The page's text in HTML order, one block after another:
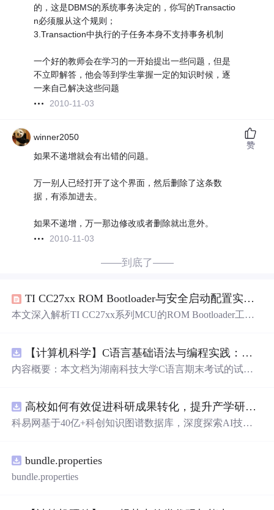
的，这是DBMS的系统事务决定的，你写的Transactio
n必须服从这个规则；
3.Transaction中执行的子任务本身不支持事务机制
一个好的教师会在学习的一开始提出一些问题，但是
不立即解答，他会等到学生掌握一定的知识时候，逐
一来自己解决这些问题
2010-11-03
winner2050
如果不递增就会有出错的问题。
万一别人已经打开了这个界面，然后删除了这条数
据，有添加进去。
如果不递增，万一那边修改或者删除就出意外。
2010-11-03
赞
——到底了——
TI CC27xx ROM Bootloader与安全启动配置实战指南
本文深入解析TI CC27xx系列MCU的ROM Bootloader工作
LDR_CMD_DOWNLOAD_CRC/SEND_DATA/GET_STAT
US）、CCFG与SCFG安全配置区详解、信任链建立、RSA
查与量产安全加固最佳实践。
【计算机科学】C语言基础语法与编程实践：湖南科技大学期末考试核心知识点解析
内容概要：本文档为湖南科技大学C语言期末考试的试题
循环）、数组、字符串处理、函数定义与调用、指针初步
等内容。题目形式为单项选择题，每道题后附有正确答
业学习C语言课程的学生，特别是准备期末考试或需要强
化基础知识的初学者。; 使用场景及目标：①用于考前复
习，检验对C语言核心概念的掌握程度；②辅助教师出题
高校如何有效促进科研成果转化，提升产学研合作效率？.docx
科易网基于40亿+科创知识图谱数据库，深度探索AI技术
新领域的AI+数智化解决方案，推动科技创新与产业创新
智能化发展。
bundle.properties
bundle.properties